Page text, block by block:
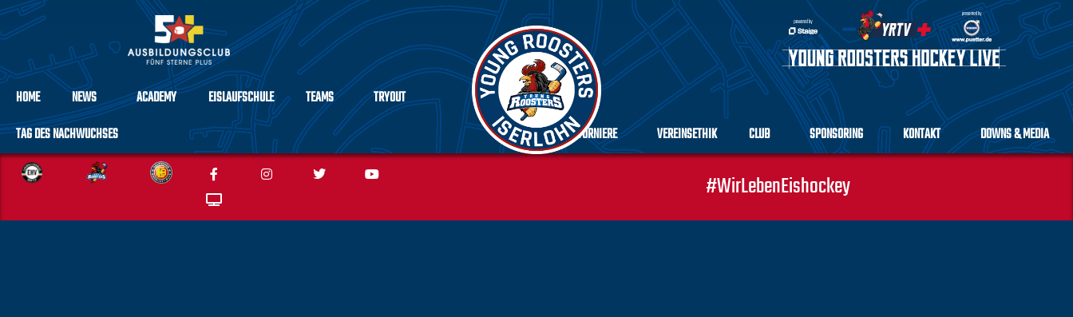
HOME NEWS ACADEMY EISLAUFSCHULE TEAMS
TRYOUT
TAG DES NACHWUCHSES
TURNIERE VEREINSETHIK CLUB SPONSORING KONTAKT DOWNS & MEDIA
#WirLebenEishockey